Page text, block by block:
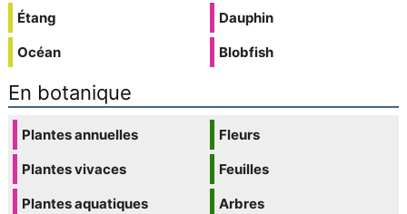
Étang
Océan
Dauphin
Blobfish
En botanique
Plantes annuelles
Plantes vivaces
Plantes aquatiques
Fleurs
Feuilles
Arbres